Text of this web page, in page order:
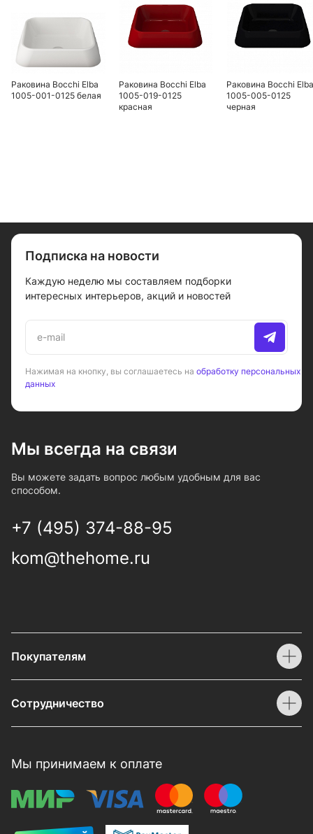
Раковина Bocchi Elba
1005-001-0125 белая
Раковина Bocchi Elba
1005-019-0125
красная
Раковина Bocchi Elba
1005-005-0125
черная
Подписка на новости
Каждую неделю мы составляем подборки
интересных интерьеров, акций и новостей
Нажимая на кнопку, вы соглашаетесь на обработку персональных
данных
Мы всегда на связи
Вы можете задать вопрос любым удобным для вас
способом.
+7 (495) 374-88-95
kom@thehome.ru
Покупателям
Сотрудничество
Мы принимаем к оплате